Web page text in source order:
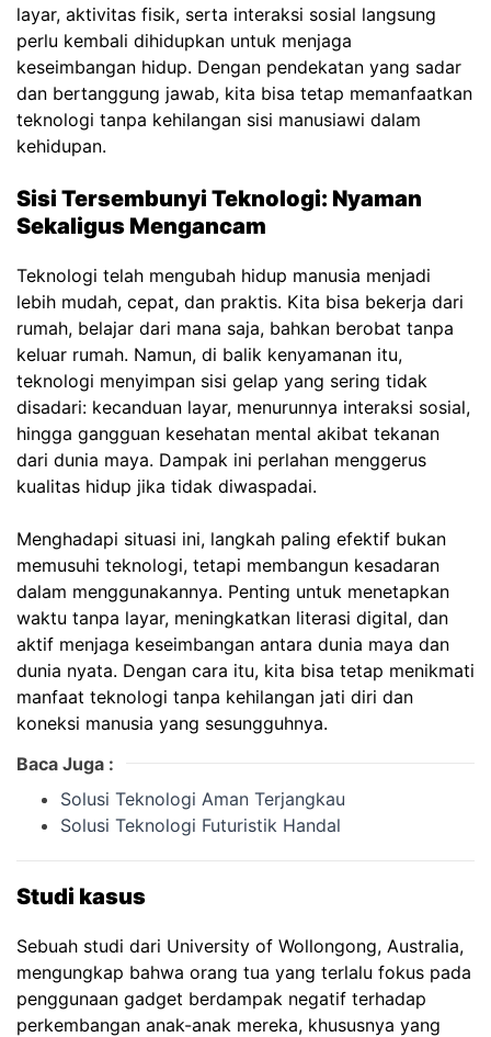
layar, aktivitas fisik, serta interaksi sosial langsung
perlu kembali dihidupkan untuk menjaga
keseimbangan hidup. Dengan pendekatan yang sadar
dan bertanggung jawab, kita bisa tetap memanfaatkan
teknologi tanpa kehilangan sisi manusiawi dalam
kehidupan.
Sisi Tersembunyi Teknologi: Nyaman
Sekaligus Mengancam
Teknologi telah mengubah hidup manusia menjadi
lebih mudah, cepat, dan praktis. Kita bisa bekerja dari
rumah, belajar dari mana saja, bahkan berobat tanpa
keluar rumah. Namun, di balik kenyamanan itu,
teknologi menyimpan sisi gelap yang sering tidak
disadari: kecanduan layar, menurunnya interaksi sosial,
hingga gangguan kesehatan mental akibat tekanan
dari dunia maya. Dampak ini perlahan menggerus
kualitas hidup jika tidak diwaspadai.
Menghadapi situasi ini, langkah paling efektif bukan
memusuhi teknologi, tetapi membangun kesadaran
dalam menggunakannya. Penting untuk menetapkan
waktu tanpa layar, meningkatkan literasi digital, dan
aktif menjaga keseimbangan antara dunia maya dan
dunia nyata. Dengan cara itu, kita bisa tetap menikmati
manfaat teknologi tanpa kehilangan jati diri dan
koneksi manusia yang sesungguhnya.
Baca Juga :
Solusi Teknologi Aman Terjangkau
Solusi Teknologi Futuristik Handal
Studi kasus
Sebuah studi dari University of Wollongong, Australia,
mengungkap bahwa orang tua yang terlalu fokus pada
penggunaan gadget berdampak negatif terhadap
perkembangan anak-anak mereka, khususnya yang